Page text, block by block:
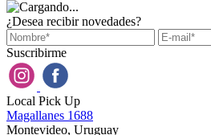
¿Desea recibir novedades?
Suscribirme
Local Pick Up
Magallanes 1688
Montevideo, Uruguay